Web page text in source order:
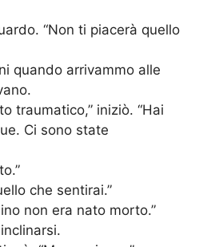
“Non ti piacerà quello
quando arrivammo alle
traumatico,” iniziò. “Hai
Ci sono state
che sentirai.”
non era nato morto.”